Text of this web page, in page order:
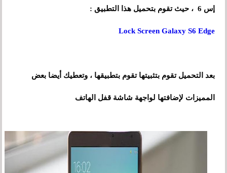
إس 6 ، حيث تقوم بتحميل هذا التطبيق :
Lock Screen Galaxy S6 Edge
بعد التحميل تقوم بتثبيتها تقوم بتطبيقها ، وتعطيك أيضا بعض
المميزات لإضافتها لواجهة شاشة قفل الهاتف